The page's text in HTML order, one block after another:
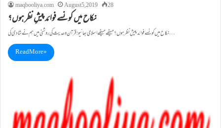
maqbooliya.com
August 5, 2019 28
نکاح میں کونسے فوائد پیشِ نظر ہوں؟
نکاح میں کونسے فوائد پیشِ نظر ہوں؟ میٹھے میٹھے اسلامی بھائیو!قرآن و حدیث کی روشنی میں ہم نے شادی کی…
Read More »